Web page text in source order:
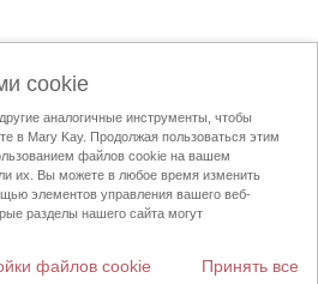
cookie
аналогичные инструменты, чтобы
в Mary Kay. Продолжая пользоваться этим
файлов cookie на вашем
их. Вы можете в любое время изменить
элементов управления вашего веб-
разделы нашего сайта могут
Принять все
файлов cookie